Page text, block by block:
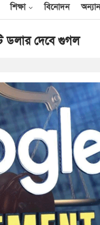
শিক্ষা বিনোদন
ডলার দেবে গুগল